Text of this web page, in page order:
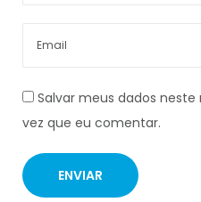
Salvar meus dados
vez que eu comentar.